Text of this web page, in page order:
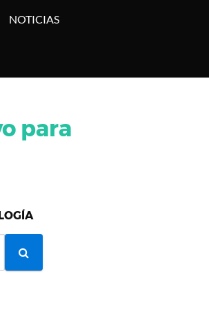
NOTICIAS
para